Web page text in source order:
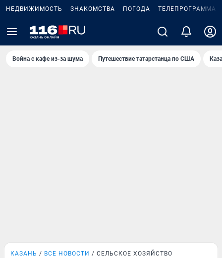
НЕДВИЖИМОСТЬ ЗНАКОМСТВА ПОГОДА ТЕЛЕПРОГРАММА
Война с кафе из-за шума Путешествие татарстанца по США
КАЗАНЬ ВСЕ НОВОСТИ СЕЛЬСКОЕ ХОЗЯЙСТВО